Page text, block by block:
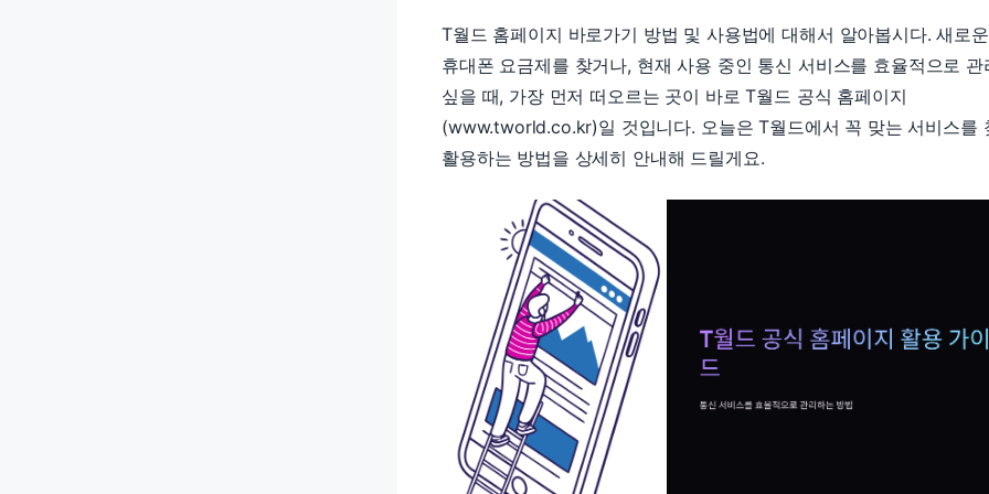
T월드 홈페이지 바로가기 방법 및 사용법에 대해서 알아봅시다. 새로운
휴대폰 요금제를 찾거나, 현재 사용 중인 통신 서비스를 효율적으로 관
싶을 때, 가장 먼저 떠오르는 곳이 바로 T월드 공식 홈페이지
(www.tworld.co.kr)일 것입니다. 오늘은 T월드에서 꼭 맞는 서비스를
활용하는 방법을 상세히 안내해 드릴게요.